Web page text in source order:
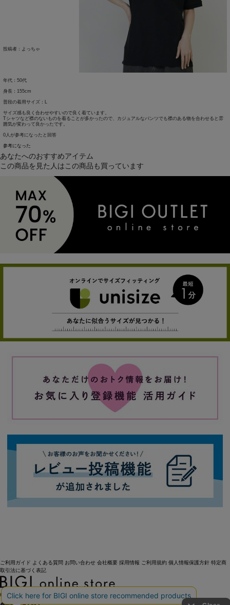
投稿者： よっちゃ
年代：50代
身長：155cm
普段の着用サイズ：L
サイズ感も良く合わせやすいので良く着ています。
Tシャツなど襟のないものを着ることが多かったので、カジュアルなパンツでも襟のある物を合わせると雰
囲気が変わって良かったです。
0人が参考になったと回答
参考になった
あなたへのおすすめアイテム
この商品を見た人はこの商品も買っています
ご利用ガイド よくある質問 お問い合わせ 会社概要 採用情報 ご利用規約 個人情報保護方針 特定商
取引法に基づく表記
OFFICIAL SNS